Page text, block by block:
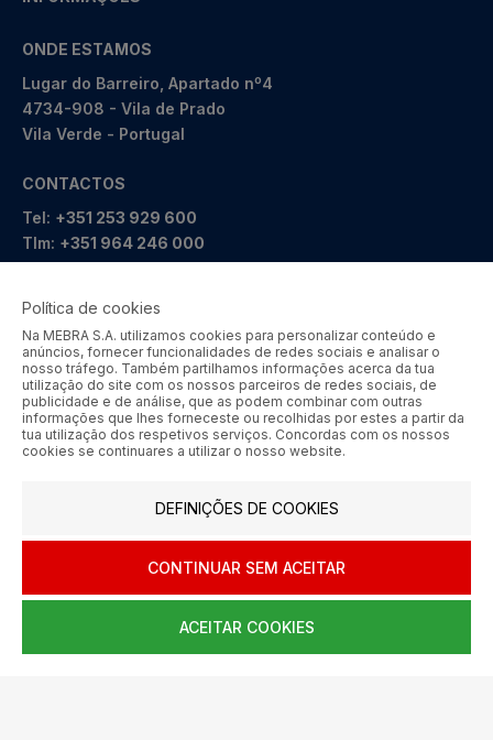
ONDE ESTAMOS
Lugar do Barreiro, Apartado nº4
4734-908 - Vila de Prado
Vila Verde - Portugal
CONTACTOS
Tel: +351 253 929 600
Tlm: +351 964 246 000
geral@mebra.pt
CERTIFICAÇÕES PRÉMIOS
MEBRA - Comércio por Grosso de Metais e Acessórios de Braga
Aos preços apresentados acresce IVA à taxa em vigor.
HOME AJUDA MENU CARRINHO CONTA
Política de cookies
Na MEBRA S.A. utilizamos cookies para personalizar conteúdo e
anúncios, fornecer funcionalidades de redes sociais e analisar o
nosso tráfego. Também partilhamos informações acerca da tua
utilização do site com os nossos parceiros de redes sociais, de
publicidade e de análise, que as podem combinar com outras
informações que lhes forneceste ou recolhidas por estes a partir da
tua utilização dos respetivos serviços. Concordas com os nossos
cookies se continuares a utilizar o nosso website.
DEFINIÇÕES DE COOKIES
CONTINUAR SEM ACEITAR
ACEITAR COOKIES